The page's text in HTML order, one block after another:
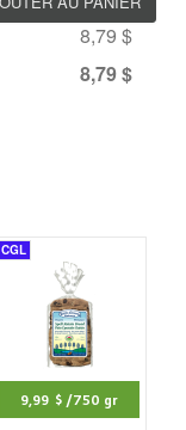
8,79 $
8,79 $
CGL
9,99 $ /750 gr